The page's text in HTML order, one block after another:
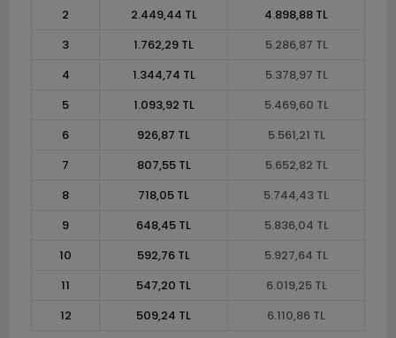
2 2.449,44 TL
4.898,88 TL
3
1.762,29 TL
5.286,87 TL
4
1.344,74 TL
5.378,97 TL
5
1.093,92 TL
5.469,60 TL
6
926,87 TL
5.561,21 TL
7
807,55 TL
5.652,82 TL
8
718,05 TL
5.744,43 TL
9
648,45 TL
5.836,04 TL
10
592,76 TL
5.927,64 TL
11
547,20 TL
6.019,25 TL
12
509,24 TL 6.110,86 TL